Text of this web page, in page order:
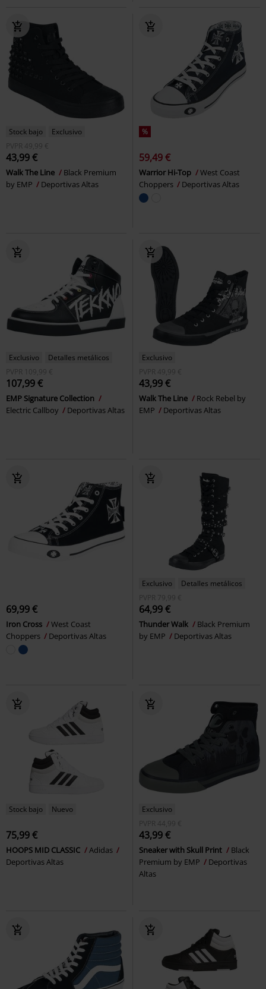
Stock bajo
Exclusivo
PVPR 49,99 €
43,99 €
Walk The Line
Black Premium
by EMP
Deportivas Altas
%
59,49 €
Warrior Hi-Top
West Coast
Choppers
Deportivas Altas
Exclusivo
Detalles metálicos
PVPR 109,99 €
107,99 €
EMP Signature Collection
Electric Callboy
Deportivas Altas
Exclusivo
PVPR 49,99 €
43,99 €
Walk The Line
Rock Rebel by
EMP
Deportivas Altas
69,99 €
Iron Cross
West Coast
Choppers
Deportivas Altas
Exclusivo
Detalles metálicos
PVPR 79,99 €
64,99 €
Thunder Walk
Black Premium
by EMP
Deportivas Altas
Stock bajo Nuevo
75,99 €
HOOPS MID CLASSIC
Adidas
Deportivas Altas
Exclusivo
PVPR 44,99 €
43,99 €
Sneaker with Skull Print
Black
Premium by EMP
Deportivas
Altas